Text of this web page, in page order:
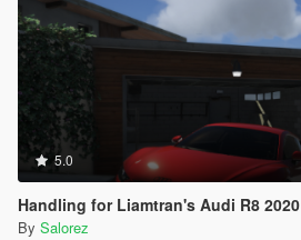
5.0
Handling for Liamtran's Audi R8 2020
By Salorez